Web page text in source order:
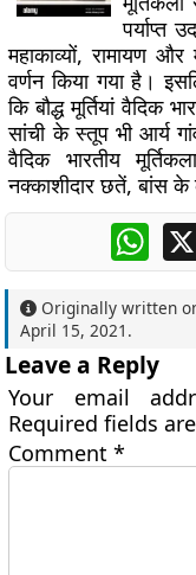
पर्याप्त
महाकाव्यों, रामायण
वर्णन किया गया है।
कि बौद्ध मूर्तियां
सांची के स्तूप भी आर्य
वैदिक भारतीय
नक्काशीदार छतें, बांस
Originally written
April 15, 2021 .
Leave a Reply
Your email
Required fields
Comment*